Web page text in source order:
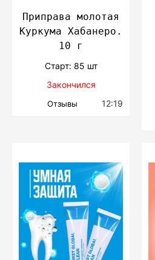
Приправа молотая
Куркума Хабанеро.
10 г
Cтарт: 85 шт
Закончился
Отзывы 12:19